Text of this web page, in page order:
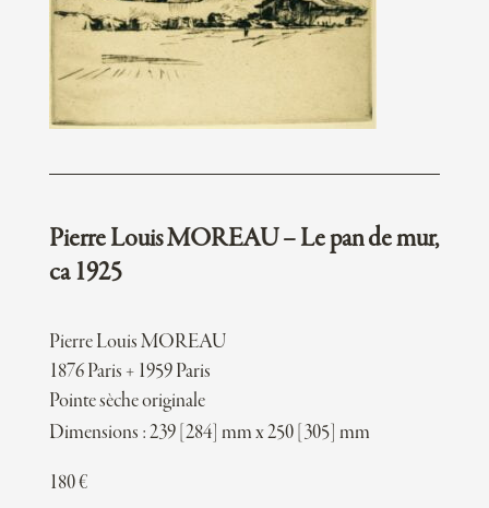
Pierre Louis MOREAU – Le pan de mur,
ca 1925
Pierre Louis MOREAU
1876 Paris + 1959 Paris
Pointe sèche originale
Dimensions : 239 [284] mm x 250 [305] mm
180€